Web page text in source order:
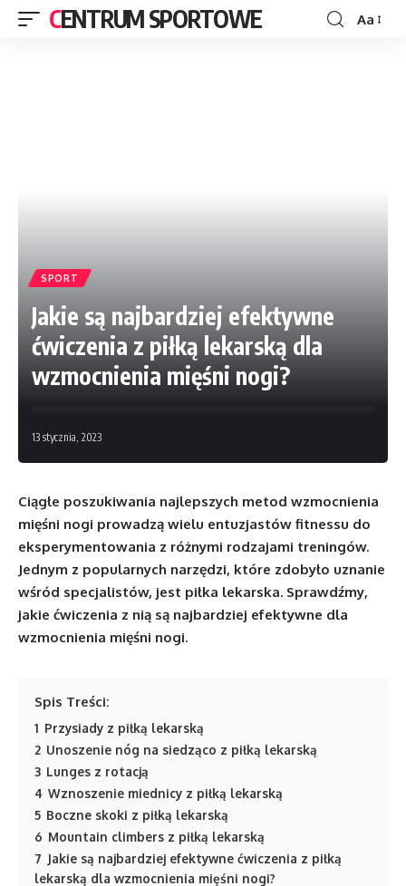
CENTRUM SPORTOWE Aa
SPORT
Jakie są najbardziej efektywne
ćwiczenia z piłką lekarską dla
wzmocnienia mięśni nogi?
13 stycznia, 2023
Ciągłe poszukiwania najlepszych metod wzmocnienia
mięśni nogi prowadzą wielu entuzjastów fitnessu do
eksperymentowania z różnymi rodzajami treningów.
Jednym z popularnych narzędzi, które zdobyło uznanie
wśród specjalistów, jest piłka lekarska. Sprawdźmy,
jakie ćwiczenia z nią są najbardziej efektywne dla
wzmocnienia mięśni nogi.
Spis Treści:
1 Przysiady z piłką lekarską
2 Unoszenie nóg na siedząco z piłką lekarską
3 Lunges z rotacją
4 Wznoszenie miednicy z piłką lekarską
5 Boczne skoki z piłką lekarską
6 Mountain climbers z piłką lekarską
7 Jakie są najbardziej efektywne ćwiczenia z piłką
lekarską dla wzmocnienia mięśni nogi?